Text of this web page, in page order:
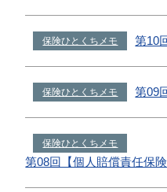
保険ひとくちメモ 第10
保険ひとくちメモ 第09
保険ひとくちメモ
第08回【個人賠償責任保険